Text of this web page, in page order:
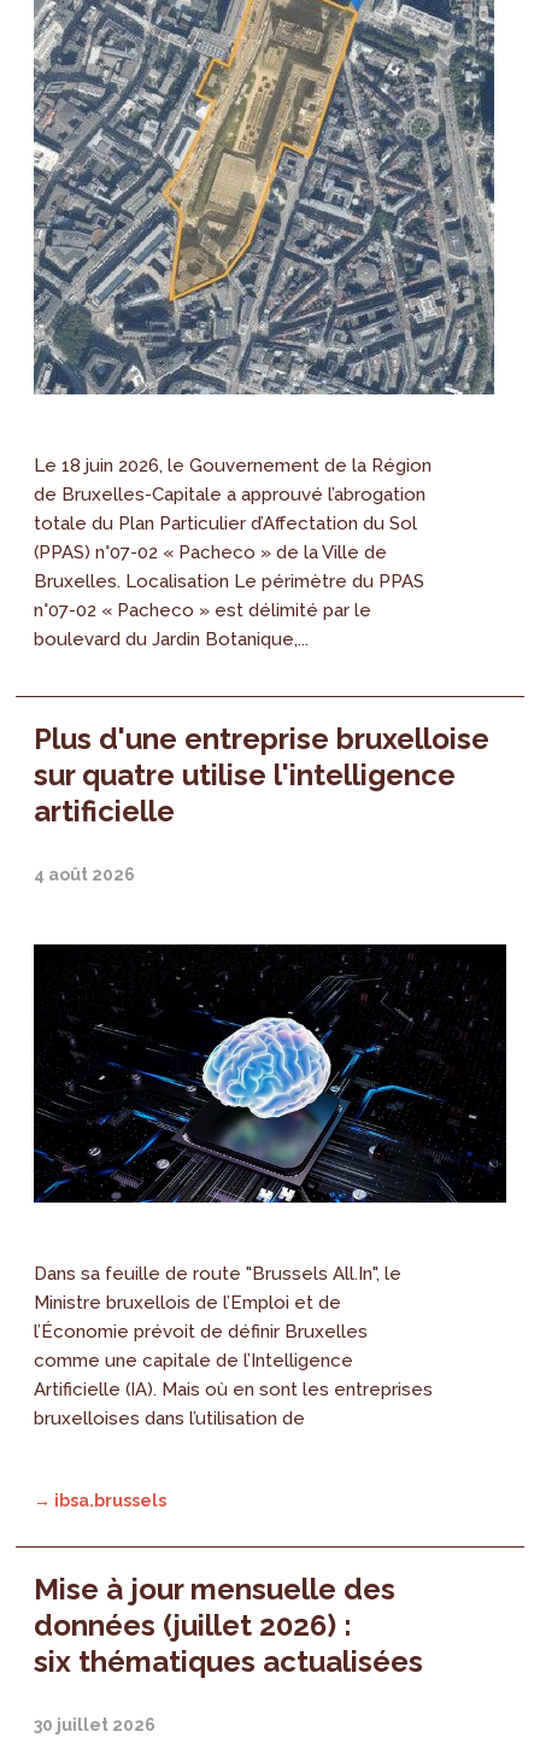
Le 18 juin 2026, le Gouvernement de la Région
de Bruxelles-Capitale a approuvé l’abrogation
totale du Plan Particulier d’Affectation du Sol
(PPAS) n°07-02 « Pacheco » de la Ville de
Bruxelles. Localisation Le périmètre du PPAS
n°07-02 « Pacheco » est délimité par le
boulevard du Jardin Botanique,...
Plus d'une entreprise bruxelloise
sur quatre utilise l'intelligence
artificielle
4 août 2026
Dans sa feuille de route "Brussels All.In", le
Ministre bruxellois de l’Emploi et de
l’Économie prévoit de définir Bruxelles
comme une capitale de l’Intelligence
Artificielle (IA). Mais où en sont les entreprises
bruxelloises dans l’utilisation de
→ ibsa.brussels
Mise à jour mensuelle des
données (juillet 2026) :
six thématiques actualisées
30 juillet 2026